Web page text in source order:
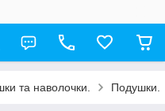
та наволочки. Подушки.